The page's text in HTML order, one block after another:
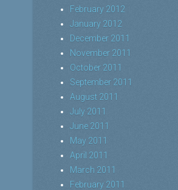
February 2012
January 2012
December 2011
November 2011
October 2011
September 2011
August 2011
July 2011
June 2011
May 2011
April 2011
March 2011
February 2011